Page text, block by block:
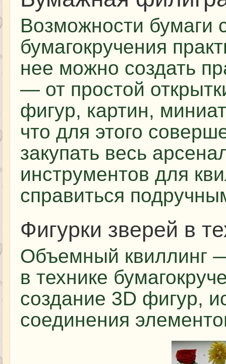
Возможности бумаги
бумагокручения
нее можно создать
— от простой
фигур, картин,
что для этого
закупать весь
инструментов для
справиться
Фигурки зверей в
Объемный квиллинг
в технике
создание 3D фигур,
соединения